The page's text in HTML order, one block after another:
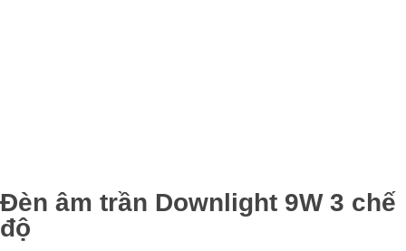
Đèn âm trần Downlight 9W 3 chế
độ